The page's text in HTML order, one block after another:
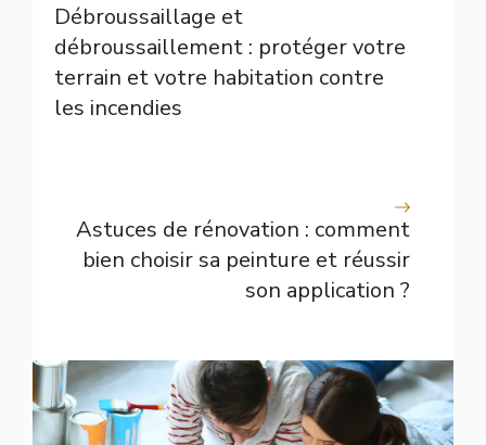
Débroussaillage et
débroussaillement : protéger votre
terrain et votre habitation contre
les incendies
Astuces de rénovation : comment
bien choisir sa peinture et réussir
son application ?